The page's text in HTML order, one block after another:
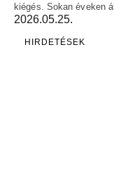
kiégés. Sokan éveken
2026.05.25.
HIRDETÉSEK